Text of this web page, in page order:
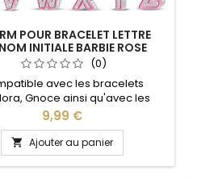
POUR BRACELET LETTRE
INITIALE BARBIE ROSE
(0)
avec les bracelets
Gnoce ainsi qu'avec les
de notre site idéal pour :
Saint Valentin, anniversaire,
cadeau ,fête
Prix
9,99 €
 Ajouter au panier